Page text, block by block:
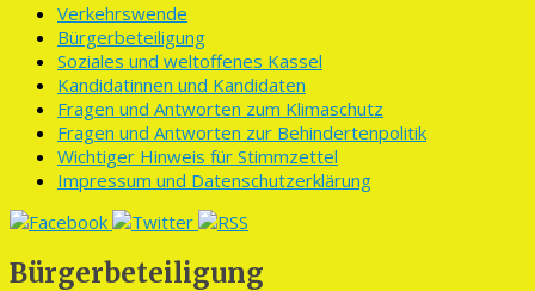
Verkehrswende
Bürgerbeteiligung
Soziales und weltoffenes Kassel
Kandidatinnen und Kandidaten
Fragen und Antworten zum Klimaschutz
Fragen und Antworten zur Behindertenpolitik
Wichtiger Hinweis für Stimmzettel
Impressum und Datenschutzerklärung
Bürgerbeteiligung